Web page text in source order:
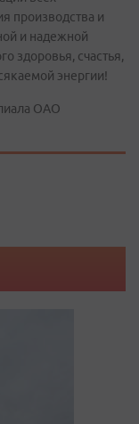
производства и
и надежной
здоровья, счастья,
энергии!
ОАО